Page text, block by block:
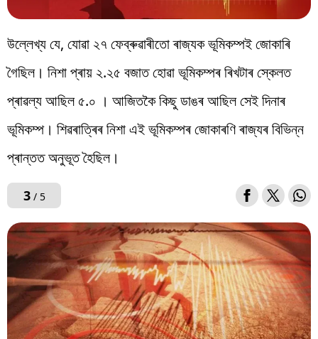
উল্লেখ্য যে, যোৱা ২৭ ফেব্ৰুৱাৰীতো ৰাজ্যক ভূমিকম্পই জোকাৰি
গৈছিল। নিশা প্ৰায় ২.২৫ বজাত হোৱা ভূমিকম্পৰ ৰিখটাৰ স্কেলত
প্ৰাৱল্য আছিল ৫.০ । আজিতকৈ কিছু ডাঙৰ আছিল সেই দিনাৰ
ভূমিকম্প। শিৱৰাত্ৰিৰ নিশা এই ভূমিকম্পৰ জোকাৰণি ৰাজ্যৰ বিভিন্ন
প্ৰান্তত অনুভূত হৈছিল।
3/ 5